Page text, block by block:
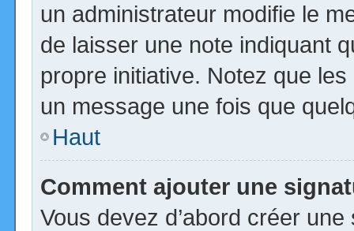
un administrateur modifie le
de laisser une note indiquant
propre initiative. Notez que
un message une fois que
Haut
Comment ajouter une
Vous devez d’abord créer